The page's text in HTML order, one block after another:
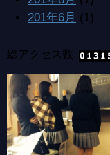
201年6月 (1)
総アクセス数: